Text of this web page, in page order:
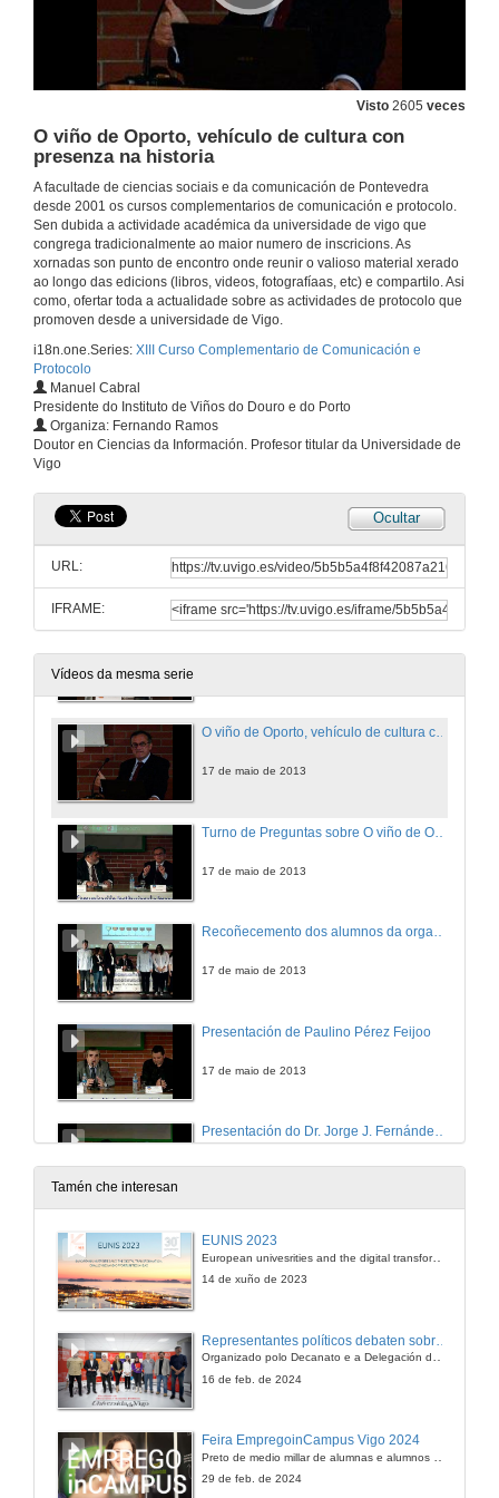
Visto 2605 veces
O viño de Oporto, vehículo de cultura con
presenza na historia
A facultade de ciencias sociais e da comunicación de Pontevedra
desde 2001 os cursos complementarios de comunicación e protocolo.
Sen dubida a actividade académica da universidade de vigo que
congrega tradicionalmente ao maior numero de inscricions. As
xornadas son punto de encontro onde reunir o valioso material xerado
ao longo das edicions (libros, videos, fotografíaas, etc) e compartilo. Asi
como, ofertar toda a actualidade sobre as actividades de protocolo que
promoven desde a universidade de Vigo.
i18n.one.Series: XIII Curso Complementario de Comunicación e
Protocolo
Manuel Cabral
Presidente do Instituto de Viños do Douro e do Porto
Organiza: Fernando Ramos
Doutor en Ciencias da Información. Profesor titular da Universidade de
Vigo
Ocultar
URL:
IFRAME:
Vídeos da mesma serie
Elementos esenciais para o éxito
Turno de Preguntas sobre a botadura dun barco
17 de maio de 2013
Presentación de Manuel Cabral
O viño de Oporto, vehículo de cultura con presenza na historia
17 de maio de 2013
17 de maio de 2013
Recoñecemento dos alumnos da organización
17 de maio de 2013
Presentación de Paulino Pérez Feijoo
17 de maio de 2013
Presentación do Dr. Jorge J. Fernández y Vázquez
17 de maio de 2013
Presentación de Jorge Alonso
Tamén che interesan
EUNIS 2023
European univesrities and the digital transformation: challenges and opportunities ahead
14 de xuño de 2023
Organizado polo Decanato e a Delegación de Alumnado de Dirección e Xestión Pública e coa participación de candidatos de PP, BNG, PSOE, Sumar e Podemos
16 de feb. de 2024
Feira EmpregoinCampus Vigo 2024
29 de feb. de 2024